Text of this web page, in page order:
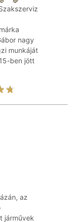
nagy
munkáját
ben jött
az
járművek